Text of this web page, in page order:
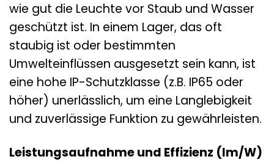
wie gut die Leuchte vor Staub und Wasser
geschützt ist. In einem Lager, das oft
staubig ist oder bestimmten
Umwelteinflüssen ausgesetzt sein kann, ist
eine hohe IP-Schutzklasse (z.B. IP65 oder
höher) unerlässlich, um eine Langlebigkeit
und zuverlässige Funktion zu gewährleisten.
Leistungsaufnahme und Effizienz (lm/W)